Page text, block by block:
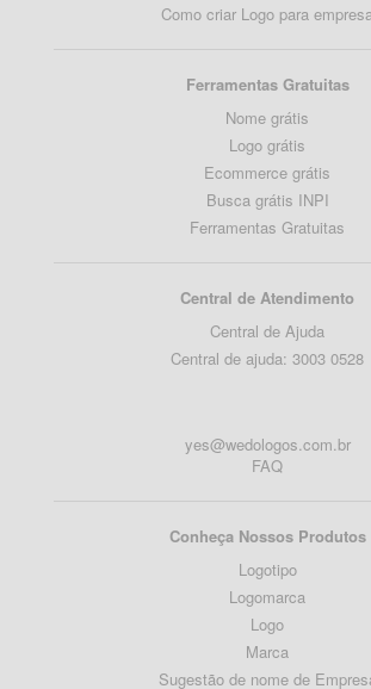
Como criar Logo para
Ferramentas Gratuitas
Nome grátis
Logo grátis
Ecommerce grátis
Busca grátis INPI
Ferramentas Gratuitas
Central de Atendimento
Central de Ajuda
Central de ajuda: 3003 0528
yes@wedologos.com.br
FAQ
Conheça Nossos Produtos
Logotipo
Logomarca
Logo
Marca
Sugestão de nome de